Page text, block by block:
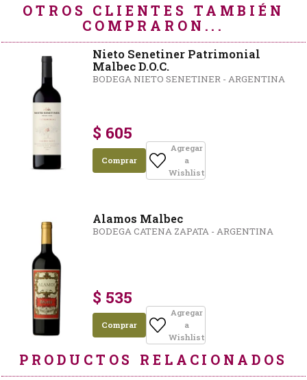
OTROS CLIENTES TAMBIÉN
COMPRARON...
Nieto Senetiner Patrimonial
Malbec D.O.C.
BODEGA NIETO SENETINER - ARGENTINA
$ 605
Comprar
Agregar
a
Wishlist
Alamos Malbec
BODEGA CATENA ZAPATA - ARGENTINA
$ 535
Comprar
Agregar
a
Wishlist
PRODUCTOS RELACIONADOS